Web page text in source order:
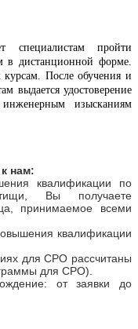
пройти
дистанционной форме.
После обучения и
выдается удостоверение
изысканиям
нам:
квалификации по
, Вы получаете
принимаемое всеми
квалификации
для СРО рассчитаны
для СРО).
от заявки до